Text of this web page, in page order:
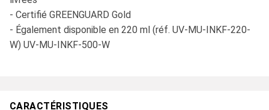
- Certifié GREENGUARD Gold
- Également disponible en 220 ml (réf. UV-MU-INKF-220-
W) UV-MU-INKF-500-W
CARACTÉRISTIQUES